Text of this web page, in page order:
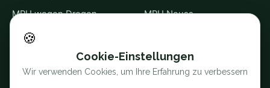
MPU wegen Drogen
MPU wegen Punkten
MPU wegen Straftaten
MPU Online
MPU Neuss
Alle 30 Standorte →
🍪
Cookie-Einstellungen
Wir verwenden Cookies, um Ihre Erfahrung zu verbessern